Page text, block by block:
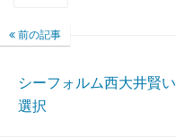
前の記事
シーフォルム西大井賢い
選択